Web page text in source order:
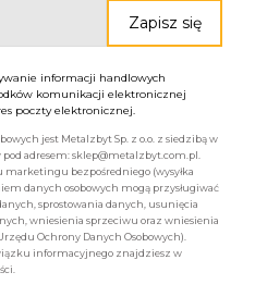
informacji handlowych
komunikacji elektronicznej
poczty elektronicznej.
jest Metalzbyt Sp. z o.o. z siedzibą w
adresem: sklep@metalzbyt.com.pl.
marketingu bezpośredniego (wysyłka
danych osobowych mogą przysługiwać
sprostowania danych, usunięcia
wniesienia sprzeciwu oraz wniesienia
Ochrony Danych Osobowych).
informacyjnego znajdziesz w